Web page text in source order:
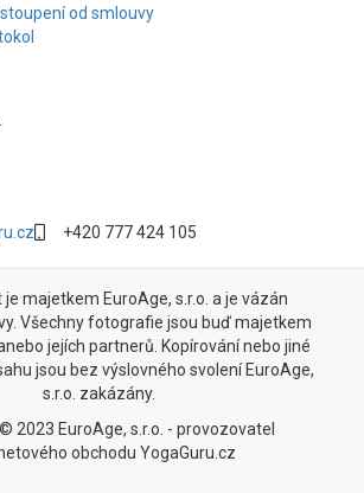
od smlouvy
+420 777 424 105
majetkem EuroAge, s.r.o. a je vázán
Všechny fotografie jsou buď majetkem
jejích partnerů. Kopírování nebo jiné
jsou bez výslovného svolení EuroAge,
s.r.o. zakázány.
2023 EuroAge, s.r.o. - provozovatel
obchodu YogaGuru.cz